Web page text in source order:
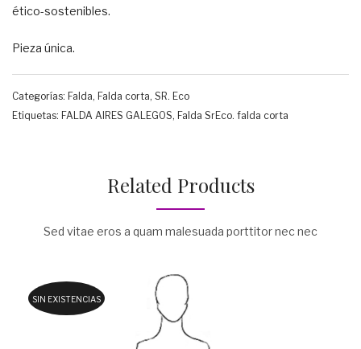
ético-sostenibles.
Pieza única.
Categorías: Falda, Falda corta, SR. Eco
Etiquetas: FALDA AIRES GALEGOS, Falda SrEco. falda corta
Related Products
Sed vitae eros a quam malesuada porttitor nec nec
SIN EXISTENCIAS